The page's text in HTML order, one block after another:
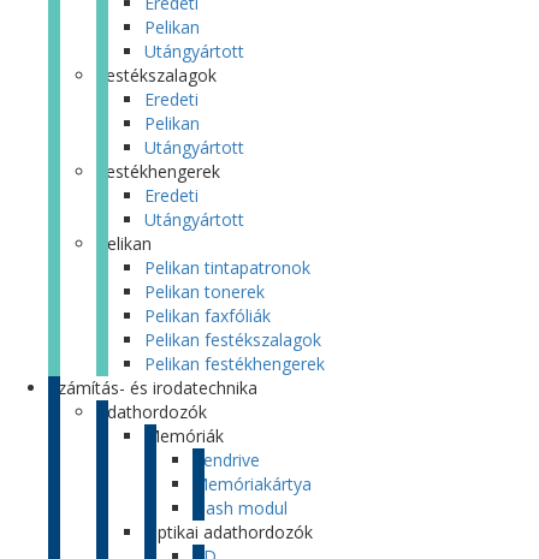
Pelikan
Utángyártott
Festékszalagok
Eredeti
Pelikan
Utángyártott
Festékhengerek
Eredeti
Utángyártott
Pelikan
Pelikan tintapatronok
Pelikan tonerek
Pelikan faxfóliák
Pelikan festékszalagok
Pelikan festékhengerek
Számítás- és irodatechnika
Adathordozók
Memóriák
Pendrive
Memóriakártya
Flash modul
Optikai adathordozók